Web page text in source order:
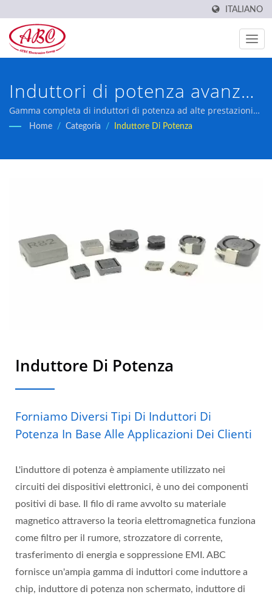
ITALIANO
Induttori di potenza avanzati
per l'elettronica moderna
Gamma completa di induttori di potenza ad alte prestazioni
progettati per applicazioni automobilistiche, industriali e di
Home / Categoria / Induttore Di Potenza
Induttore Di Potenza
Forniamo Diversi Tipi Di Induttori Di
Potenza In Base Alle Applicazioni Dei Clienti
L'induttore di potenza è ampiamente utilizzato nei
circuiti dei dispositivi elettronici, è uno dei componenti
positivi di base. Il filo di rame avvolto su materiale
magnetico attraverso la teoria elettromagnetica funziona
come filtro per il rumore, strozzatore di corrente,
trasferimento di energia e soppressione EMI. ABC
fornisce un'ampia gamma di induttori come induttore a
chip, induttore di potenza non schermato, induttore di